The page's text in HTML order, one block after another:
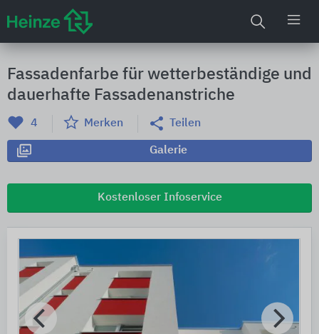
Fassadenfarbe für wetterbeständige und
dauerhafte Fassadenanstriche
4 Merken Teilen
Galerie
Kostenloser Infoservice